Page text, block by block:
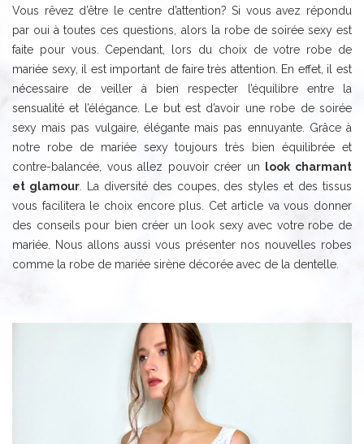
Vous rêvez d’être le centre d’attention? Si vous avez répondu
par oui à toutes ces questions, alors la robe de soirée sexy est
faite pour vous. Cependant, lors du choix de votre robe de
mariée sexy, il est important de faire très attention. En effet, il est
nécessaire de veiller à bien respecter l’équilibre entre la
sensualité et l’élégance. Le but est d’avoir une robe de soirée
sexy mais pas vulgaire, élégante mais pas ennuyante. Grâce à
notre robe de mariée sexy toujours très bien équilibrée et
contre-balancée, vous allez pouvoir créer un
look charmant
et glamour. La diversité des coupes, des styles et des tissus
vous facilitera le choix encore plus. Cet article va vous donner
des conseils pour bien créer un look sexy avec votre robe de
mariée. Nous allons aussi vous présenter nos nouvelles robes
comme la robe de mariée sirène décorée avec de la dentelle.